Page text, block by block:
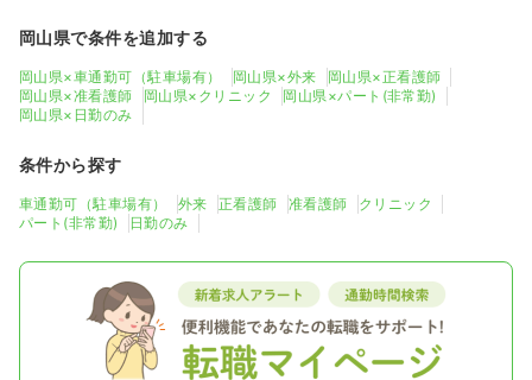
岡山県で条件を追加する
岡山県×車通勤可（駐車場有） 岡山県×外来
岡山県×正看護師
岡山県×准看護師
岡山県×クリニック
岡山県×パート(非常勤)
岡山県×日勤のみ
条件から探す
車通勤可（駐車場有） 外来 正看護師 准看護師
クリニック
パート(非常勤)
日勤のみ